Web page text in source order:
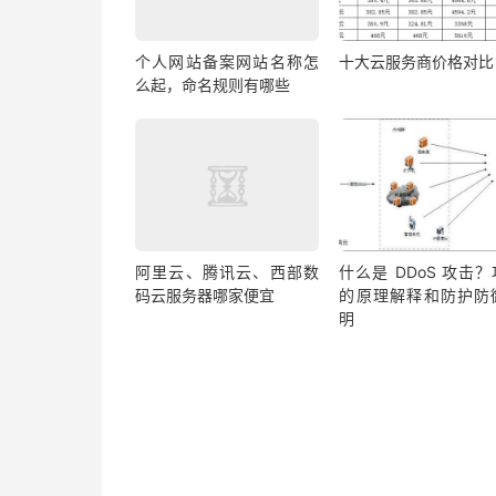
个人网站备案网站名称怎
么起，命名规则有哪些
十大云服务商价格对比
阿里云、腾讯云、西部数
码云服务器哪家便宜
什么是 DDoS 攻击？
的原理解释和防护防
明